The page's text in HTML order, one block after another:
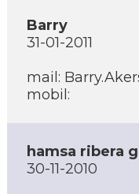
Barry
31-01-2011
mail:
mobil:
hamsa ribera
30-11-2010